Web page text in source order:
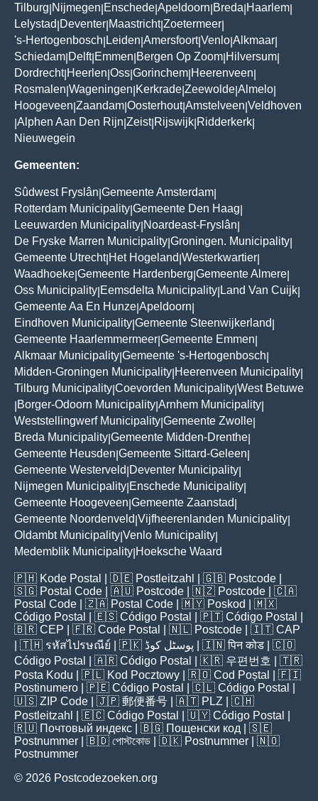
Tilburg Nijmegen Enschede Apeldoorn Breda Haarlem
Lelystad Deventer Maastricht|Zoetermeer
's-Hertogenbosch Leiden Amersfoort|Venlo Alkmaar
Schiedam Delft| Emmen Bergen Op Zoom Hilversum
Dordrecht| Heerlen Oss Gorinchem Heerenveen
Rosmalen Wageningen Kerkrade Zeewolde Almelo
Hoogeveen Zaandam Oosterhout|Amstelveen Veldhoven
Alphen Aan Den Rijn Zeist| Rijswijk Ridderkerk
Nieuwegein
Gemeenten:
Sûdwest Fryslân Gemeente Amsterdam
Rotterdam Municipality Gemeente Den Haag
Leeuwarden Municipality Noardeast-Fryslân
De Fryske Marren Municipality Groningen. Municipality
Gemeente Utrecht| Het Hogeland Westerkwartier
Waadhoeke Gemeente Hardenberg Gemeente Almere
Oss Municipality Eemsdelta Municipality Land Van Cuijk
Gemeente Aa En Hunze Apeldoorn
Eindhoven Municipality Gemeente Steenwijkerland
Gemeente Haarlemmermeer Gemeente Emmen
Alkmaar Municipality Gemeente 's-Hertogenbosch
Midden-Groningen Municipality Heerenveen Municipality
Tilburg Municipality Coevorden Municipality West Betuwe
Borger-Odoorn Municipality Arnhem Municipality
Weststellingwerf Municipality Gemeente Zwolle
Breda Municipality Gemeente Midden-Drenthe
Gemeente Heusden Gemeente Sittard-Geleen
Gemeente Westerveld Deventer Municipality
Nijmegen Municipality Enschede Municipality
Gemeente Hoogeveen Gemeente Zaanstad
Gemeente Noordenveld Vijfheerenlanden Municipality
Oldambt Municipality Venlo Municipality
Medemblik Municipality Hoeksche Waard
🇵🇭 Kode Postal | 🇩🇪 Postleitzahl | 🇬🇧 Postcode
🇸🇬 Postal Code | 🇦🇺 Postcode | 🇳🇿 Postcode | 🇨🇦
Postal Code | 🇿🇦 Postal Code | 🇲🇾 Poskod
| 🇲🇽
Código Postal
| 🇪🇸 Código Postal | 🇵🇹 Código Postal
🇧🇷 CEP | 🇫🇷 Code Postal | 🇳🇱 Postcode | 🇮🇹 CAP
| 🇹🇭 รหัสไปรษณีย์ | 🇵🇰 پوسٹل کوڈ | 🇮🇳पिन कोड | 🇨🇴
Código Postal
| 🇦🇷 Código Postal | 🇰🇷 우편번호
| 🇹🇷
Posta Kodu | 🇵🇱 Kod Pocztowy | 🇷🇴 Cod Poștal
| 🇫🇮
Postinumero | 🇵🇪 Código Postal | 🇨🇱 Código Postal
🇺🇸 ZIP Code | 🇯🇵 郵便番号 | 🇦🇹 PLZ | 🇨🇭
Postleitzahl
| 🇪🇨 Código Postal | 🇺🇾 Código Postal
🇷🇺 Почтовый индекс | 🇧🇬 Пощенски код | 🇸🇪
Postnummer | 🇧🇩 পোস্টকোড | 🇩🇰 Postnummer | 🇳🇴
Postnummer
© 2026 Postcodezoeken.org